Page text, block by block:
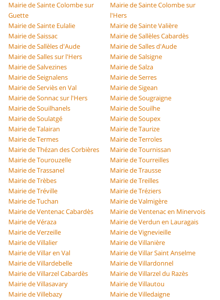
Mairie de Sainte Colombe sur
Guette
Mairie de Sainte Colombe sur
l'Hers
Mairie de Sainte Eulalie
Mairie de Sainte Valière
Mairie de Saissac
Mairie de Sallèles Cabardès
Mairie de Sallèles d'Aude
Mairie de Salles d'Aude
Mairie de Salles sur l'Hers
Mairie de Salsigne
Mairie de Salvezines
Mairie de Salza
Mairie de Seignalens
Mairie de Serres
Mairie de Serviès en Val
Mairie de Sigean
Mairie de Sonnac sur l'Hers
Mairie de Sougraigne
Mairie de Souilhanels
Mairie de Souilhe
Mairie de Soulatgé
Mairie de Soupex
Mairie de Talairan
Mairie de Taurize
Mairie de Termes
Mairie de Terroles
Mairie de Thézan des Corbières
Mairie de Tournissan
Mairie de Tourouzelle
Mairie de Tourreilles
Mairie de Trassanel
Mairie de Trausse
Mairie de Trèbes
Mairie de Treilles
Mairie de Tréville
Mairie de Tréziers
Mairie de Tuchan
Mairie de Valmigère
Mairie de Ventenac Cabardès
Mairie de Ventenac en Minervois
Mairie de Véraza
Mairie de Verdun en Lauragais
Mairie de Verzeille
Mairie de Vignevieille
Mairie de Villalier
Mairie de Villanière
Mairie de Villar en Val
Mairie de Villar Saint Anselme
Mairie de Villardebelle
Mairie de Villardonnel
Mairie de Villarzel Cabardès
Mairie de Villarzel du Razès
Mairie de Villasavary
Mairie de Villautou
Mairie de Villebazy
Mairie de Villedaigne